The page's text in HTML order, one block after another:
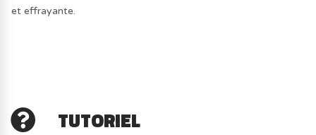
et effrayante.
TUTORIEL